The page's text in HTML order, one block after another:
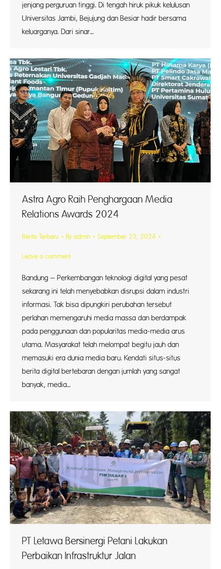
jenjang perguruan tinggi. Di tengah hiruk pikuk kelulusan
Universitas Jambi, Bejujung dan Besiar hadir bersama
keluarganya. Dari sinar…
Astra Agro Raih Penghargaan Media
Relations Awards 2024
Berita Terbaru By admin September 23, 2024
Leave a comment
Bandung – Perkembangan teknologi digital yang pesat
sekarang ini telah menyebabkan disrupsi dalam industri
informasi. Tak bisa dipungkiri perubahan tersebut
perlahan memengaruhi media massa dan berdampak
pada penggunaan dan popularitas media-media arus
utama. Masyarakat telah melompat begitu jauh dan
memasuki era dunia media baru. Kendati situs-situs
berita digital bertebaran dengan jumlah yang sangat
banyak, media…
PT Letawa Bersinergi Petani Lakukan
Perbaikan Infrastruktur Jalan